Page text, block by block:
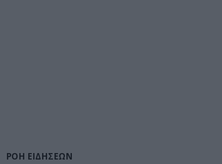
ΡΟΗ ΕΙΔΗΣΕΩΝ